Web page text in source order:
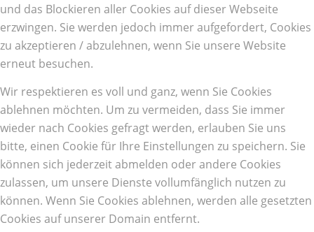
und das Blockieren aller Cookies auf dieser Webseite
erzwingen. Sie werden jedoch immer aufgefordert, Cookies
zu akzeptieren / abzulehnen, wenn Sie unsere Website
erneut besuchen.
Wir respektieren es voll und ganz, wenn Sie Cookies
ablehnen möchten. Um zu vermeiden, dass Sie immer
wieder nach Cookies gefragt werden, erlauben Sie uns
bitte, einen Cookie für Ihre Einstellungen zu speichern. Sie
können sich jederzeit abmelden oder andere Cookies
zulassen, um unsere Dienste vollumfänglich nutzen zu
können. Wenn Sie Cookies ablehnen, werden alle gesetzten
Cookies auf unserer Domain entfernt.